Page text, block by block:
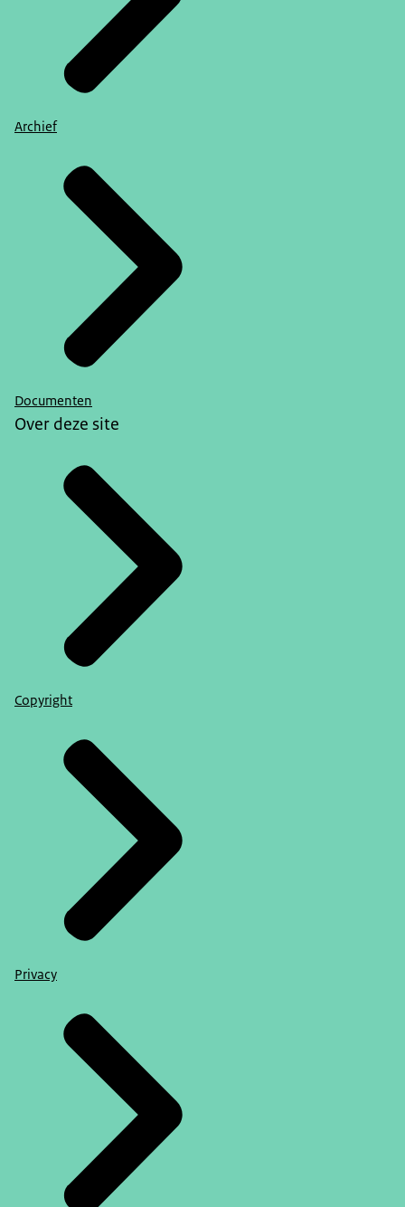
Archief
Documenten
Over deze site
Copyright
Privacy